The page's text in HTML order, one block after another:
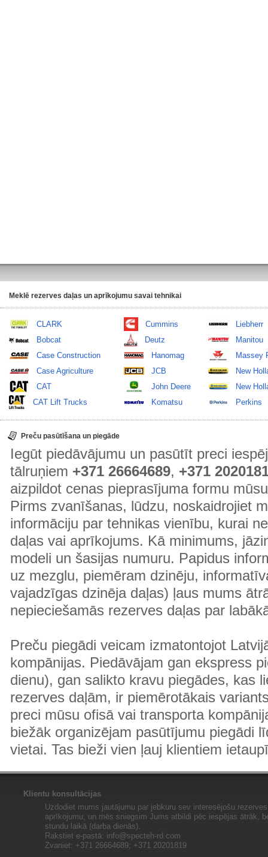
Meklē rezerves daļas un aprīkojumu savai tehnikai
CLARK
Bobcat
Case Construction
Case Agriculture
CAT
CAT Lift Trucks
Cummins
Deutz
Hanomag
JCB
John Deere
Komatsu
Liebherr
Manitou
Massey
New
New
Perkins
Preču pasūtīšana un piegāde
Iegūt piedāvājumu un pasūtīt preci
tālruņiem +371 26664689, +371
aizpildot cenas pieprasījuma formu
Pirms zvanīšanas, lūdzu, noskaidrojiet
informāciju par tehnikas vienību, kurai
daļas vai aprīkojums. Kā minimums,
modeli un šasijas numuru. Papidus
uz mezglu, piemēram dzinēju,
vajadzīgas dzinēja daļas) ļaus mums
nepieciešamās rezerves daļas par
Preču piegādi veicam izmatontojot
kompānijas. Piedāvājam gan ekspress
dienu), gan salikto kravu piegādes, kas
rezerves daļām, ir piemērotākais
preci mūsu ofisā vai transporta
biežāk organizējam pasūtījumu piegādi
vietai. Tas bieži vien ļauj klientiem
Klientu konsultācijas
Uzdodiet mums jautājumu par jebkuru sev interesējošu
aprīkojumu, un mēs sniegsim Jums atbildi pēc iespējas ātrāk,
stundu laikā (darba dienās).
Rakstiet e-pastā: info@specteh-rd.com
Zvaniet: +371 26664689; +371 20201819